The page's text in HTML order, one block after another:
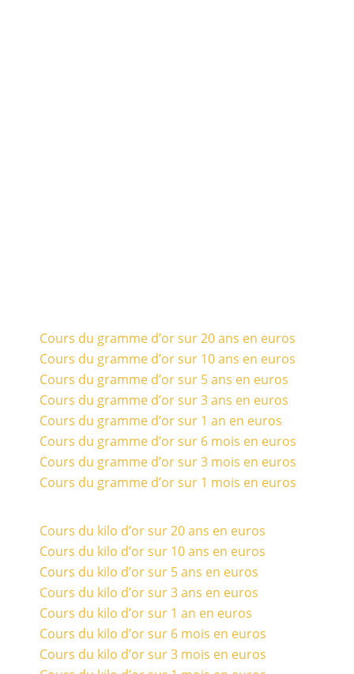
Cours du gramme d’or sur 20 ans en euros
Cours du gramme d’or sur 10 ans en euros
Cours du gramme d’or sur 5 ans en euros
Cours du gramme d’or sur 3 ans en euros
Cours du gramme d’or sur 1 an en euros
Cours du gramme d’or sur 6 mois en euros
Cours du gramme d’or sur 3 mois en euros
Cours du gramme d’or sur 1 mois en euros
Cours du kilo d’or sur 20 ans en euros
Cours du kilo d’or sur 10 ans en euros
Cours du kilo d’or sur 5 ans en euros
Cours du kilo d’or sur 3 ans en euros
Cours du kilo d’or sur 1 an en euros
Cours du kilo d’or sur 6 mois en euros
Cours du kilo d’or sur 3 mois en euros